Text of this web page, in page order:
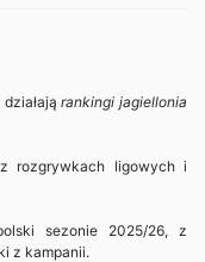
rankingi jagiellonia
rozgrywkach ligowych i
sezonie 2025/26, z
z kampanii.